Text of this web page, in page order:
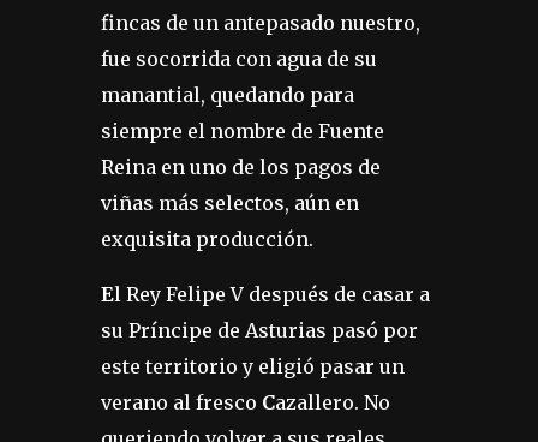
fincas de un antepasado nuestro,
fue socorrida con agua de su
manantial, quedando para
siempre el nombre de Fuente
Reina en uno de los pagos de
viñas más selectos, aún en
exquisita producción.
El Rey Felipe V después de casar a
su Príncipe de Asturias pasó por
este territorio y eligió pasar un
verano al fresco Cazallero. No